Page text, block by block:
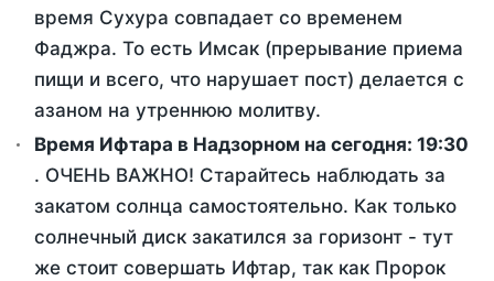
время Сухура совпадает со временем
Фаджра. То есть Имсак (прерывание приема
пищи и всего, что нарушает пост) делается с
азаном на утреннюю молитву.
Время Ифтара в Надзорном на сегодня: 19:30
. ОЧЕНЬ ВАЖНО! Старайтесь наблюдать за
закатом солнца самостоятельно. Как только
солнечный диск закатился за горизонт - тут
же стоит совершать Ифтар, так как Пророк